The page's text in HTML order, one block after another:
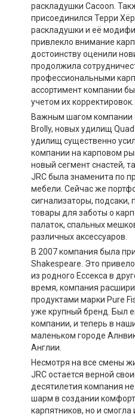
раскладушки Cacoon.
присоединился Терри
раскладушки и её
привлекло внимание
достоинству оценили
продолжила
профессиональными
ассортимент компании
учетом их корректировок.
Важным шагом компании
Brolly, новых удилищ
удилищ существенно
компании на карповом
новый сегмент снастей,
JRC была знаменита по
мебели. Сейчас же
сигнализаторы, подсаки,
товары для заботы о
палаток, спальных
различных аксессуаров.
В 2007 компания была
Shakespeare. Это
из родного Ессекса в
время, компания
продуктами марки Pure
уже крупный бренд. Был
компании, и теперь в
маленьком городе
Англии.
Несмотря на все смены
JRC остается верной
десятилетия компания
шарм в создании
карпятников, но и